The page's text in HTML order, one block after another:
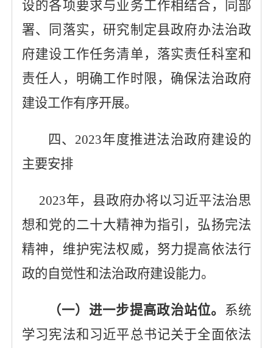
设的各项要求与业务工作相结合，同部
署、同落实，研究制定县政府办法治政
府建设工作任务清单，落实责任科室和
责任人，明确工作时限，确保法治政府
建设工作有序开展。
四、 2023年度推进法治政府建设的
主要安排
2023年， 县政府办将以习近平法治思
想和党的二十大精神为指引，弘扬完法
精神，维护宪法权威，努力提高依法行
政的自觉性和法治政府建设能力。
（一）进一步提高政治站位。 系统
学习宪法和习近平总书记关于全面依法